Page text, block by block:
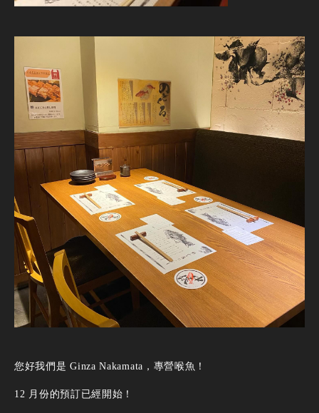
您好我們是 Ginza Nakamata，專營喉魚！
12 月份的預訂已經開始！